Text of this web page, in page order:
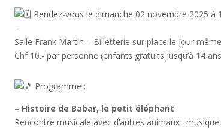
Rendez-vous le dimanche 02 novembre 2025 à
–
Salle Frank Martin – Billetterie sur place le jour
Chf 10.- par personne (enfants gratuits jusqu’à 14
Programme :
– Histoire de Babar, le petit éléphant
Rencontre musicale avec d’autres animaux :